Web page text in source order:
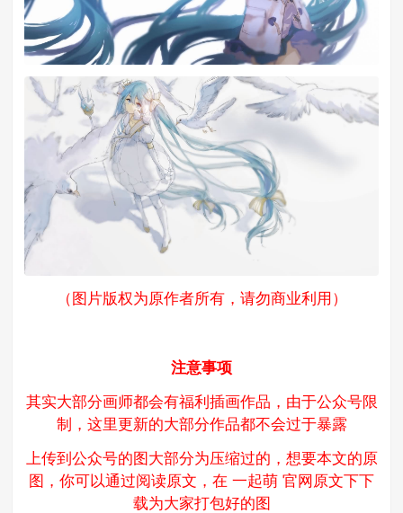
（图片版权为原作者所有，请勿商业利用）
注意事项
其实大部分画师都会有福利插画作品，由于公众号限
制，这里更新的大部分作品都不会过于暴露
上传到公众号的图大部分为压缩过的，想要本文的原
图，你可以通过阅读原文，在 一起萌 官网原文下下
载为大家打包好的图